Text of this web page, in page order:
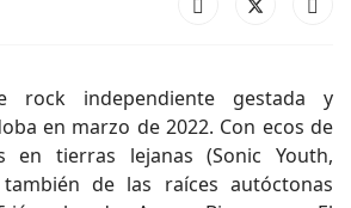
rock independiente gestada y
en marzo de 2022. Con ecos de
en tierras lejanas (Sonic Youth,
de las raíces autóctonas